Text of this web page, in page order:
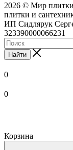
2026 © Мир плитки
плитки и
ИП Сидлярук
323390000066231
Найти
0
0
Корзина